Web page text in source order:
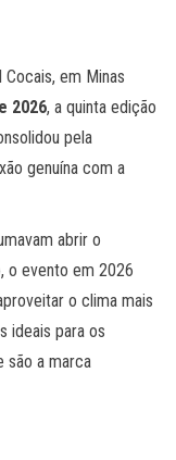
em Minas
2026, a quinta edição
pela
genuína com a
abrir o
o evento em 2026
o clima mais
ideais para os
são a marca